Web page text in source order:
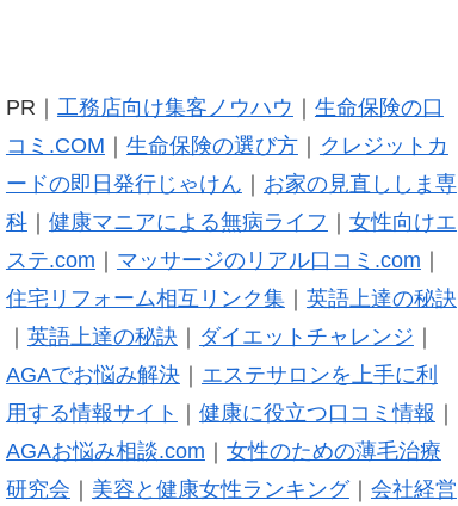
PR｜ 工務店向け集客ノウハウ
生命保険の口
コミ.COM
生命保険の選び方｜
クレジットカ
ードの即日発行じゃけん
お家の見直ししま専
科｜ 健康マニアによる無病ライフ
女性向けエ
ステ.com
マッサージのリアル口コミ.com
住宅リフォーム相互リンク集｜ 英語上達の秘訣
英語上達の秘訣 ダイエットチャレンジ
AGAでお悩み解決｜ エステサロンを上手に利
用する情報サイト
健康に役立つ口コミ情報
AGAお悩み相談.com
女性のための薄毛治療
研究会
美容と健康女性ランキング｜ 会社経営